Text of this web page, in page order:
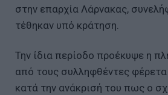
στην επαρχία Λάρνακας,
τέθηκαν υπό κράτηση.
Την ίδια περίοδο προέκυψε η
από τους συλληφθέντες
κατά την ανάκρισή του πως ο